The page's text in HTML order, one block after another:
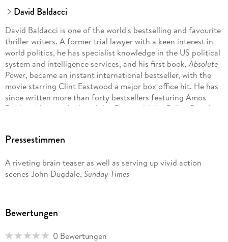
David Baldacci
David Baldacci is one of the world's bestselling and favourite
thriller writers. A former trial lawyer with a keen interest in
world politics, he has specialist knowledge in the US political
system and intelligence services, and his first book,Absolute
Power, became an instant international bestseller, with the
movie starring Clint Eastwood a major box office hit. He has
since written more than forty bestsellers featuring Amos
Decker, Aloysius Archer, Atlee Pine and John Puller. David is
supporting literacy efforts across the US.
Trust him to take you to the action.
Pressestimmen
A riveting brain teaser as well as serving up vivid action
scenes John Dugdale, Sunday Times
Bewertungen
0 Bewertungen